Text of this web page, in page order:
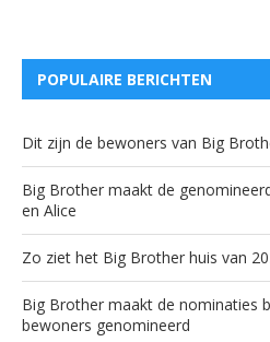
POPULAIRE BERICHTEN
Dit zijn de bewoners van Big
Big Brother maakt de
en Alice
Zo ziet het Big Brother huis van
Big Brother maakt de nominaties
bewoners genomineerd